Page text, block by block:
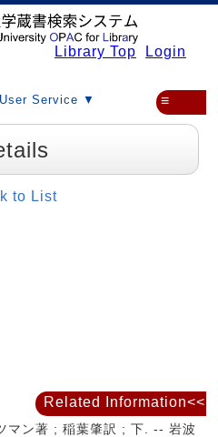
Library Top Login
User Service ▼ ≡
to List
マン著 ; 稲葉肇訳 ; 下. -- 岩波
Related Information<<